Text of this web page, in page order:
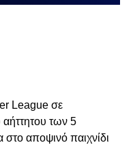
League σε
των 5
αποψινό παιχνίδι